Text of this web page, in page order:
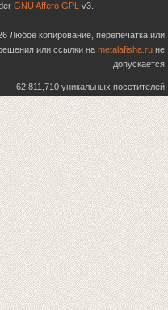
GNU Affero GPL v3.
Любое копирование, перепечатка или
или ссылки на metalafisha.ru не
допускается
62,811,710 уникальных посетителей